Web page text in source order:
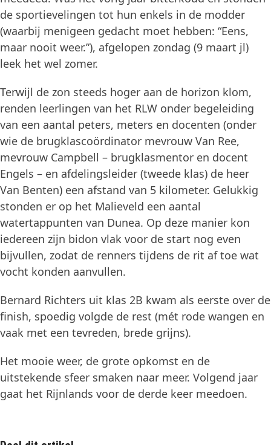
de sportievelingen tot hun enkels in de modder
(waarbij menigeen gedacht moet hebben: “Eens,
maar nooit weer.”), afgelopen zondag (9 maart jl)
leek het wel zomer.
Terwijl de zon steeds hoger aan de horizon klom,
renden leerlingen van het RLW onder begeleiding
van een aantal peters, meters en docenten (onder
wie de brugklascoördinator mevrouw Van Ree,
mevrouw Campbell – brugklasmentor en docent
Engels – en afdelingsleider (tweede klas) de heer
Van Benten) een afstand van 5 kilometer. Gelukkig
stonden er op het Malieveld een aantal
watertappunten van Dunea. Op deze manier kon
iedereen zijn bidon vlak voor de start nog even
bijvullen, zodat de renners tijdens de rit af toe wat
vocht konden aanvullen.
Bernard Richters uit klas 2B kwam als eerste over de
finish, spoedig volgde de rest (mét rode wangen en
vaak met een tevreden, brede grijns).
Het mooie weer, de grote opkomst en de
uitstekende sfeer smaken naar meer. Volgend jaar
gaat het Rijnlands voor de derde keer meedoen.